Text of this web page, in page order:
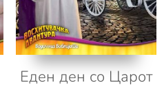
Еден ден со Царот